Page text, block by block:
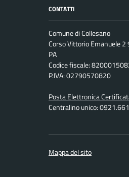
CONTATTI
Comune di Collesano
Corso Vittorio Emanuele
PA
Codice fiscale:
P.IVA: 02790570820
Posta Elettronica
Centralino unico:
Mappa del sito